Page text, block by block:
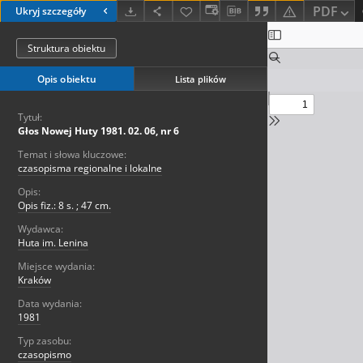
Ukryj szczegóły PDF
Struktura obiektu
Opis obiektu Lista plików
Tytuł:
Głos Nowej Huty 1981. 02. 06, nr 6
Temat i słowa kluczowe:
czasopisma regionalne i lokalne
Opis:
Opis fiz.: 8 s. ; 47 cm.
Wydawca:
Huta im. Lenina
Miejsce wydania:
Kraków
Data wydania:
1981
Typ zasobu:
czasopismo